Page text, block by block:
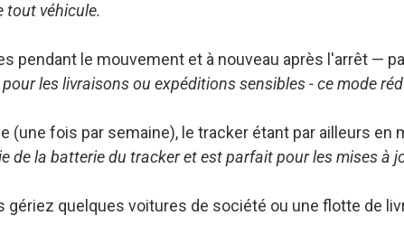
tout véhicule.
pendant le mouvement et à nouveau après l'arrêt —
les livraisons ou expéditions sensibles - ce mode
(une fois par semaine), le tracker étant par ailleurs en
de la batterie du tracker et est parfait pour les mises à
quelques voitures de société ou une flotte de